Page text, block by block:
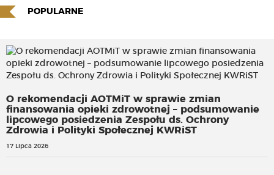
POPULARNE
O rekomendacji AOTMiT w sprawie zmian
finansowania opieki zdrowotnej – podsumowanie
lipcowego posiedzenia Zespołu ds. Ochrony
Zdrowia i Polityki Społecznej KWRiST
17 Lipca 2026